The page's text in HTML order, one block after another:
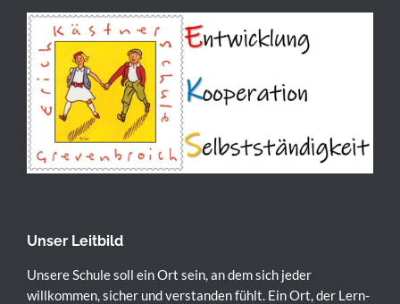
Unser Leitbild
Unsere Schule soll ein Ort sein, an dem sich jeder
willkommen, sicher und verstanden fühlt. Ein Ort, der Lern-